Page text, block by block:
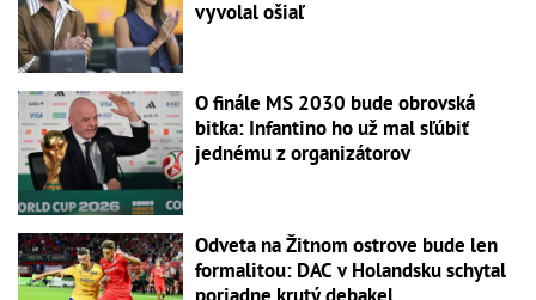
vyvolal ošiaľ
O finále MS 2030 bude obrovská
bitka: Infantino ho už mal sľúbiť
jednému z organizátorov
Odveta na Žitnom ostrove bude len
formalitou: DAC v Holandsku schytal